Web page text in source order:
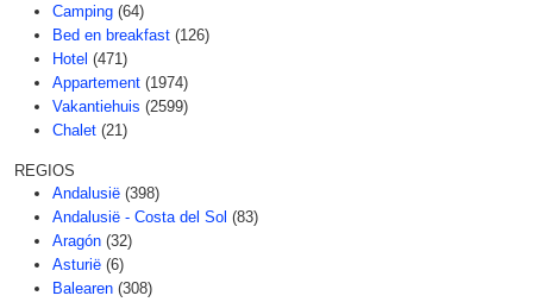
Camping (64)
Bed en breakfast (126)
Hotel (471)
Appartement (1974)
Vakantiehuis (2599)
Chalet (21)
REGIOS
Andalusië (398)
Andalusië - Costa del Sol (83)
Aragón (32)
Asturië (6)
Balearen (308)